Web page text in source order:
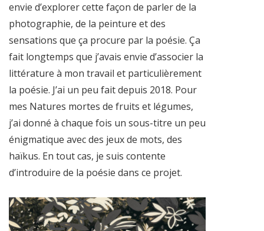
envie d’explorer cette façon de parler de la
photographie, de la peinture et des
sensations que ça procure par la poésie. Ça
fait longtemps que j’avais envie d’associer la
littérature à mon travail et particulièrement
la poésie. J’ai un peu fait depuis 2018. Pour
mes Natures mortes de fruits et légumes,
j’ai donné à chaque fois un sous-titre un peu
énigmatique avec des jeux de mots, des
haïkus. En tout cas, je suis contente
d’introduire de la poésie dans ce projet.